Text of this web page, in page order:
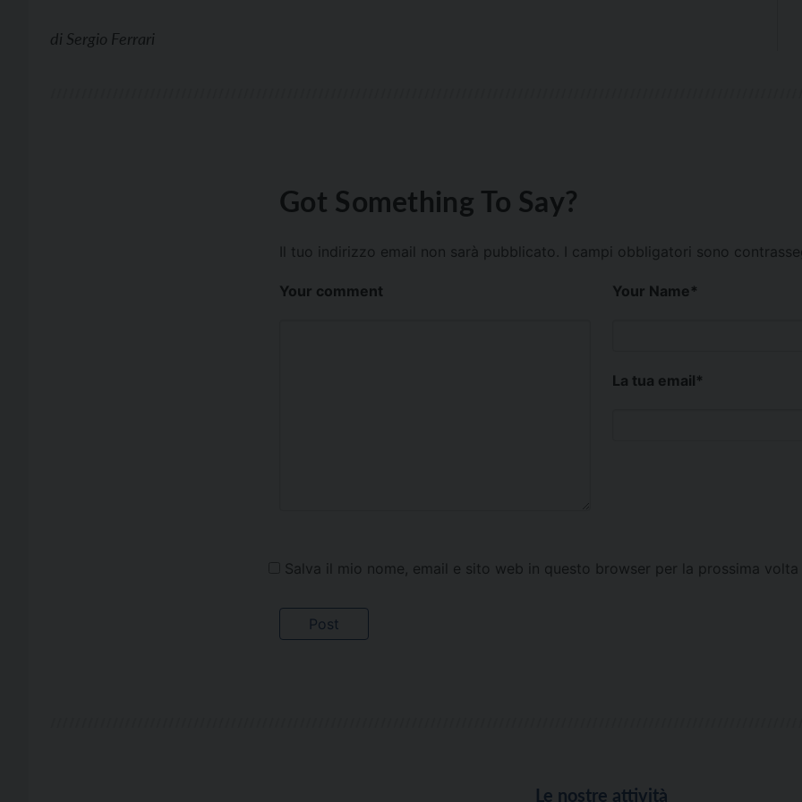
di Sergio Ferrari
Got Something To Say?
Il tuo indirizzo email non sarà pubblicato. I campi obbligatori sono
Your comment Your Name*
La tua email*
Salva il mio nome, email e sito web in questo browser per la prossima
Le nostre attività